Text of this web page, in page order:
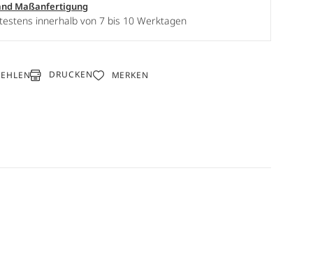
Maßanfertigung
innerhalb von 7 bis 10 Werktagen
DRUCKEN MERKEN